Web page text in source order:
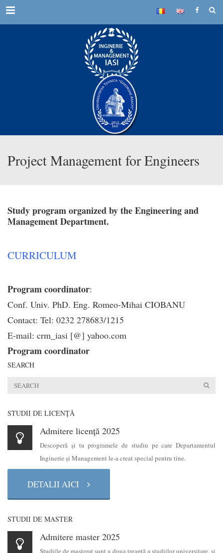
Menu
Project Management for Engineers
Study program organized by the Engineering and
Management Department.
CURRICULUM
Program coordinator:
Conf. Univ. PhD. Eng. Romeo-Mihai CIOBANU
Contact: Tel: 0232 278683/1215
E-mail: crm_iasi [@] yahoo.com
Program coordinator
SEARCH
STUDII DE LICENŢĂ
Admitere licență 2025
Descoperă şi tu programele de studiu pe care Departamentul
Inginerie şi Management le-a creat special pentru tine.
DETALII AICI
STUDII DE MASTER
Admitere master 2025
Studiile de masterat sunt a doua treaptă a studiilor universitare, şi